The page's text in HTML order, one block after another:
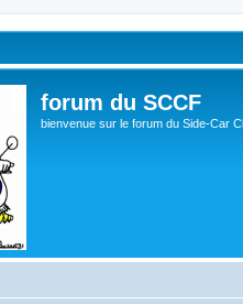
forum du SCCF
bienvenue sur le forum du Side-Car